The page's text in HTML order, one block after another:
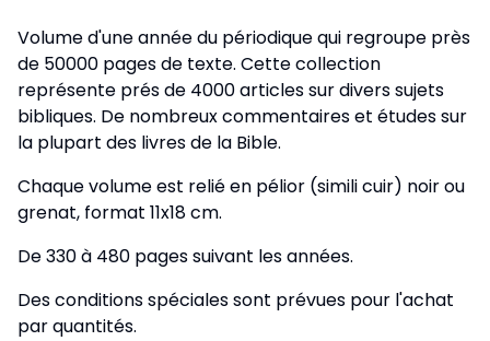
Volume d'une année du périodique qui regroupe près
de 50000 pages de texte. Cette collection
représente prés de 4000 articles sur divers sujets
bibliques. De nombreux commentaires et études sur
la plupart des livres de la Bible.
Chaque volume est relié en pélior (simili cuir) noir ou
grenat, format 11x18 cm.
De 330 à 480 pages suivant les années.
Des conditions spéciales sont prévues pour l'achat
par quantités.